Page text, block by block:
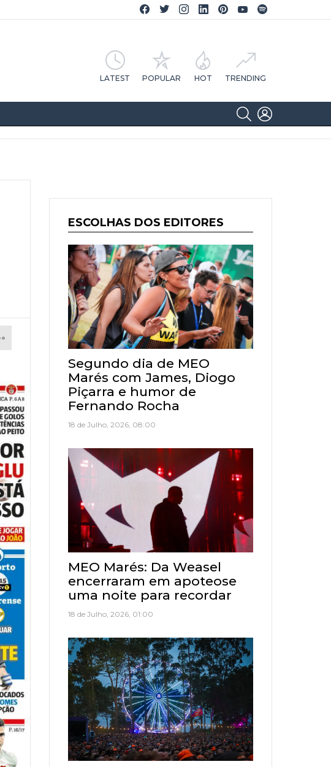
Facebook CA Notícias
Twitter CA Notícias
Instagram CA Notícias
Linkedin CA Notícias
Pinterest CA Notícias
YouTube CA Notícias
LATEST POPULAR HOT TRENDING
SEARCH
ESCOLHAS DOS EDITORES
Segundo dia de MEO
Marés com James, Diogo
Piçarra e humor de
Fernando Rocha
18 de Julho, 2026, 08:00
MEO Marés: Da Weasel
encerraram em apoteose
uma noite para recordar
18 de Julho, 2026, 01:00